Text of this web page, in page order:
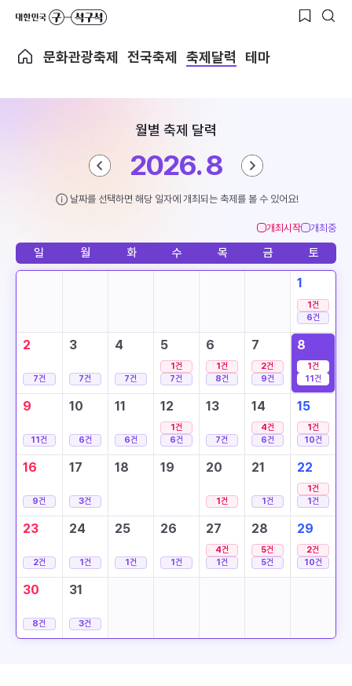
문화관광축제 전국축제 축제달력 테마
월별 축제 달력
2026. 8
날짜를 선택하면 해당 일자에 개최되는 축제를 볼 수 있어요!
개최시작 개최중
일 월 화 수 목 금 토
1
1건
6건
2
7건
3
7건
4
7건
5
1건
7건
6
1건
8건
7
2건
9건
8
1건
11건
9
11건
10
6건
11
6건
12
1건
6건
13
7건
14
4건
6건
15
1건
10건
16
9건
17
3건
18 19 20
1건
21
1건
22
1건
1건
23
2건
24
1건
25
1건
26
1건
27
4건
1건
28
5건
5건
29
2건
10건
30
8건
31
3건